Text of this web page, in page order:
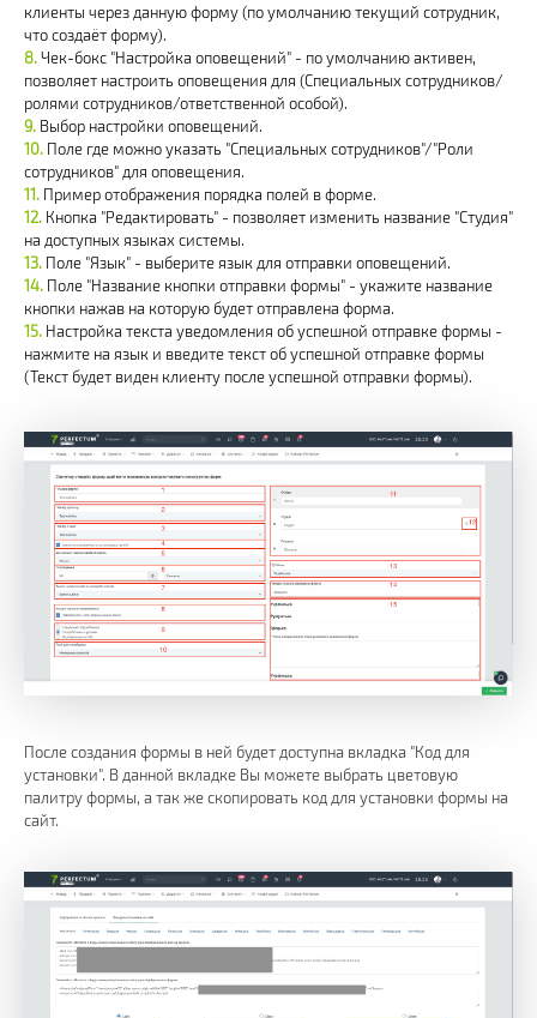
клиенты через данную форму (по умолчанию текущий сотрудник,
что создаёт форму).
Чек-бокс "Настройка оповещений" - по умолчанию активен,
позволяет настроить оповещения для (Специальных сотрудников/
ролями сотрудников/ответственной особой).
Выбор настройки оповещений.
Поле где можно указать "Специальных сотрудников"/"Роли
сотрудников" для оповещения.
Пример отображения порядка полей в форме.
Кнопка "Редактировать" - позволяет изменить название "Студия"
на доступных языках системы.
Поле "Язык" - выберите язык для отправки оповещений.
Поле "Название кнопки отправки формы" - укажите название
кнопки нажав на которую будет отправлена форма.
Настройка текста уведомления об успешной отправке формы -
нажмите на язык и введите текст об успешной отправке формы
(Текст будет виден клиенту после успешной отправки формы).
После создания формы в ней будет доступна вкладка "Код для
установки". В данной вкладке Вы можете выбрать цветовую
палитру формы, а так же скопировать код для установки формы на
сайт.